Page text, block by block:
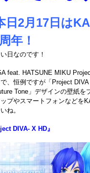
日2月17日は
年！
日なのです！
feat. HATSUNE MIKU
、恒例ですが「Project DIVA
Tone」デザインの壁紙を
プやスマートフォンなどを
ね。
DIVA- X HD』